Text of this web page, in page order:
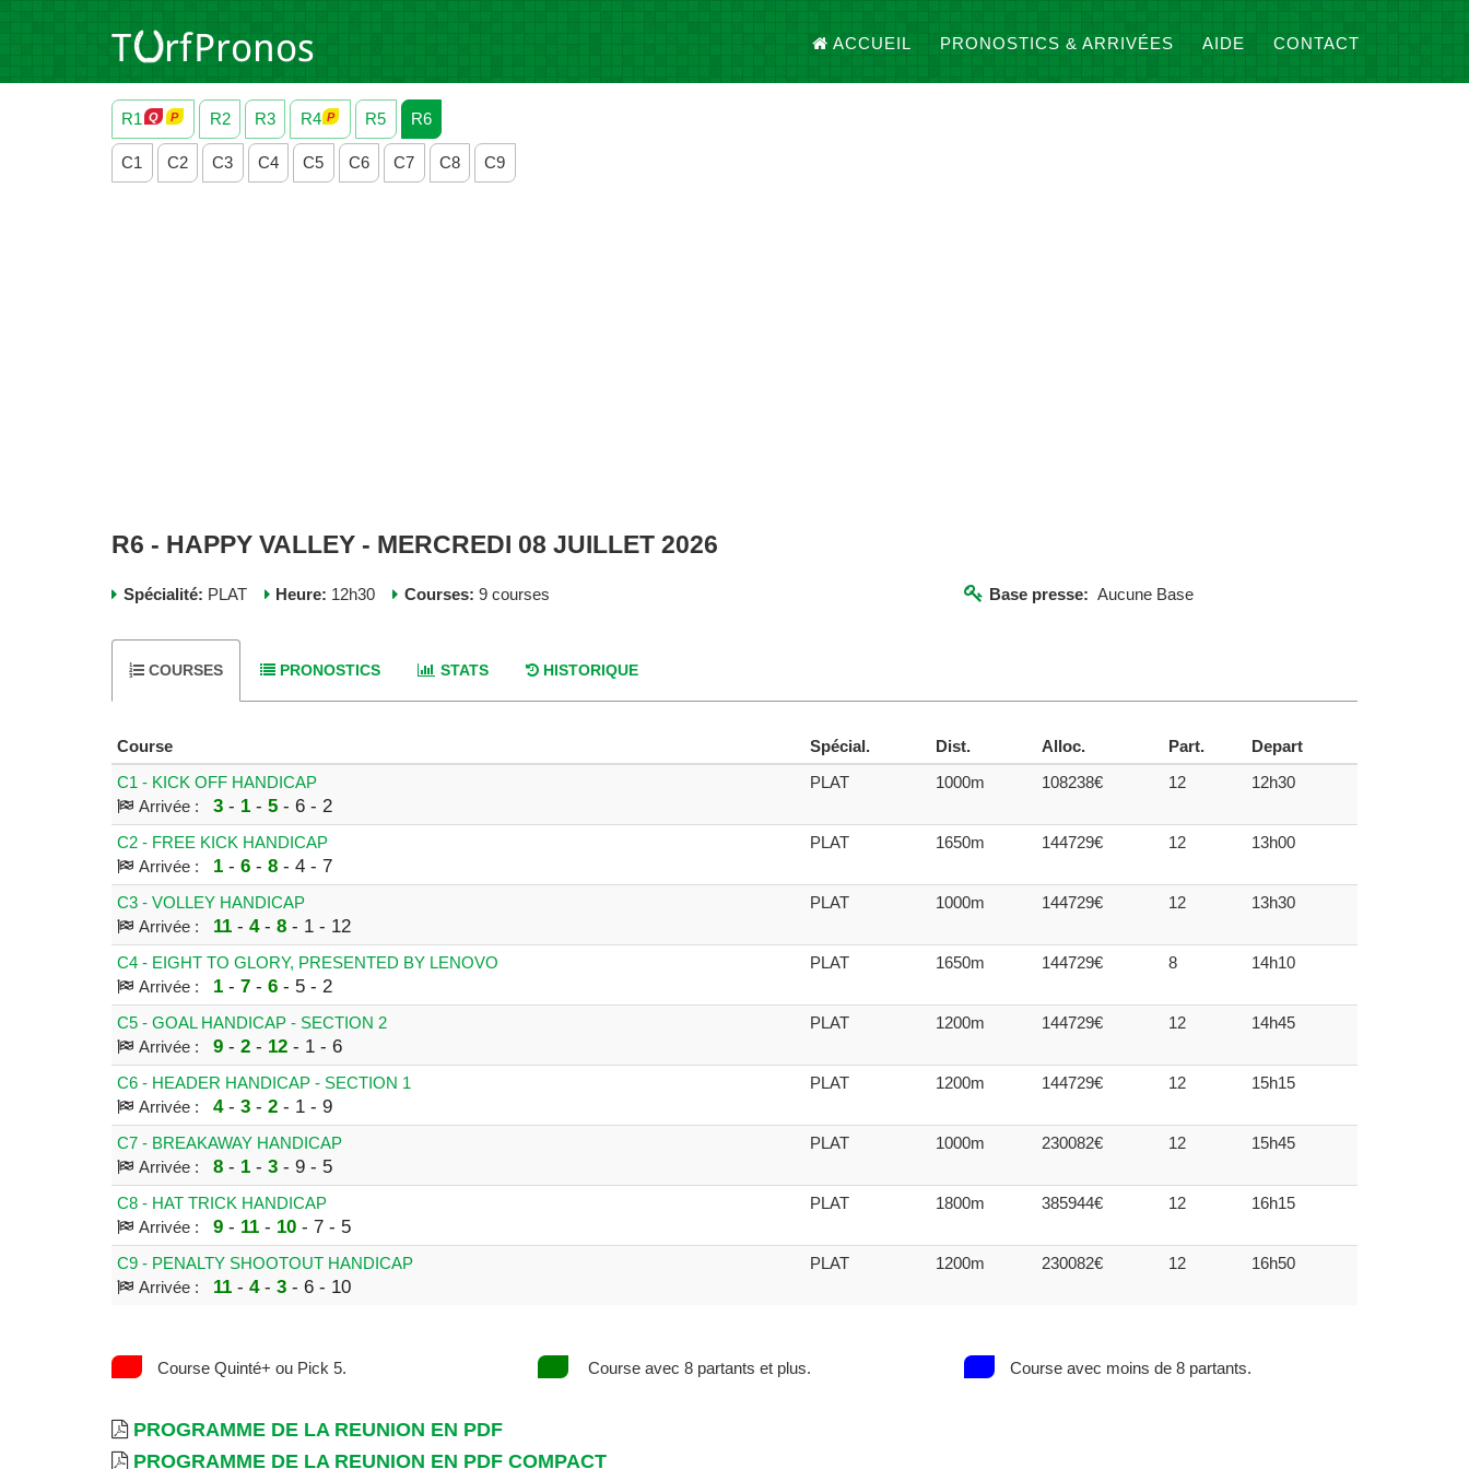
ACCUEIL PRONOSTICS & ARRIVÉES AIDE CONTACT
R1 R2 R3 R4 R5 R6
C1 C2 C3 C4 C5 C6 C7 C8 C9
R6 - HAPPY VALLEY - MERCREDI 08 JUILLET 2026
Spécialité: PLAT Heure: 12h30 Courses: 9 courses Base presse: Aucune Base
COURSES PRONOSTICS STATS HISTORIQUE
Course Spécial. Dist. Alloc. Part.
Depart
C1 - KICK OFF HANDICAP
Arrivée :
3- 1- 5- 6 - 2
PLAT 1000m 108238€ 12 12h30
C2 - FREE KICK HANDICAP
Arrivée :
1- 6- 8- 4 - 7
PLAT 1650m 144729€ 12 13h00
C3 - VOLLEY HANDICAP
Arrivée :
11- 4- 8- 1 - 12
PLAT 1000m 144729€ 12 13h30
C4 - EIGHT TO GLORY, PRESENTED BY LENOVO
Arrivée :
1- 7- 6- 5 - 2
PLAT 1650m 144729€ 8 14h10
C5 - GOAL HANDICAP - SECTION 2
Arrivée :
9- 2- 12- 1 - 6
PLAT 1200m 144729€ 12 14h45
C6 - HEADER HANDICAP - SECTION 1
Arrivée :
4- 3- 2- 1 - 9
PLAT 1200m 144729€ 12 15h15
C7 - BREAKAWAY HANDICAP
Arrivée :
8- 1- 3- 9 - 5
PLAT 1000m 230082€ 12 15h45
C8 - HAT TRICK HANDICAP
Arrivée :
9- 11- 10- 7 - 5
PLAT 1800m 385944€ 12 16h15
C9 - PENALTY SHOOTOUT HANDICAP
Arrivée :
11- 4- 3- 6 - 10
PLAT 1200m 230082€ 12 16h50
Course Quinté+ ou Pick 5. Course avec 8 partants et plus. Course avec moins de 8 partants.
PROGRAMME DE LA REUNION EN PDF
PROGRAMME DE LA REUNION EN PDF COMPACT